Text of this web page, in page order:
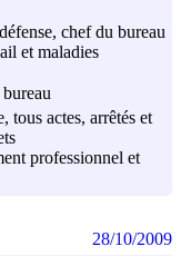
chef du bureau
et maladies
tous actes, arrêtés et
professionnel et
28/10/2009